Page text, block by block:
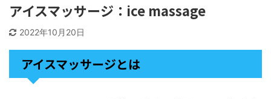
アイスマッサージ：ice massage
2022年10月20日
アイスマッサージとは